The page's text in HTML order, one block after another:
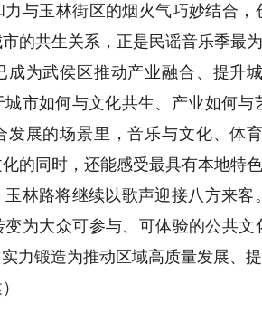
与玉林街区的烟火气巧妙结合
的共生关系，正是民谣音乐季最为
武侯区推动产业融合、提升
市如何与文化共生、产业如何
发展的场景里，音乐与文化、体
的同时，还能感受最具有本地特色
路将继续以歌声迎接八方来客
为大众可参与、可体验的公共
力锻造为推动区域高质量发展、